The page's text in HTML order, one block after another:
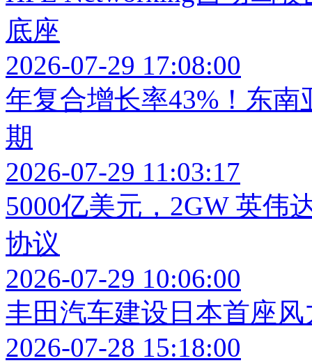
底座
2026-07-29 17:08:00
年复合增长率43%！东
期
2026-07-29 11:03:17
5000亿美元，2GW 英伟
协议
2026-07-29 10:06:00
丰田汽车建设日本首座
2026-07-28 15:18:00